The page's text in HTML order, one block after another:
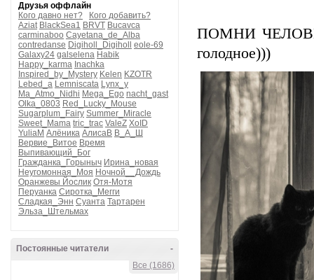
Друзья оффлайн
Кого давно нет?
Кого добавить?
Aziat BlackSea1 BRVT Bucavca
carminaboo Cayetana_de_Alba
contredanse Digiholl_Digiholl
eole-69
Galaxy24 galselena Habik
Happy_karma Inachka
Inspired_by_Mystery Kelen KZOTR
Lebed_a Lemniscata Lynx_y
Ma_Atmo_Nidhi Mega_Ego nacht_gast
Olka_0803 Red_Lucky_Mouse
Sugarplum_Fairy Summer_Miracle
Sweet_Mama tric_trac ValeZ XoID
YuliaM Алёника АлисаВ В_А_Ш
Вервие_Витое Время
Выпивающий_Бог
Гражданка_Горыныч Ирина_новая
Неугомонная_Моя Ночной__Дождь
Оранжевы Йослик Отя-Мотя
Перуанка Сиротка_Мегги
Сладкая_Энн Суанта Тартарен
Эльза_Штельмах
-
Постоянные читатели
Все (1686)
ПОМНИ
голодное)))